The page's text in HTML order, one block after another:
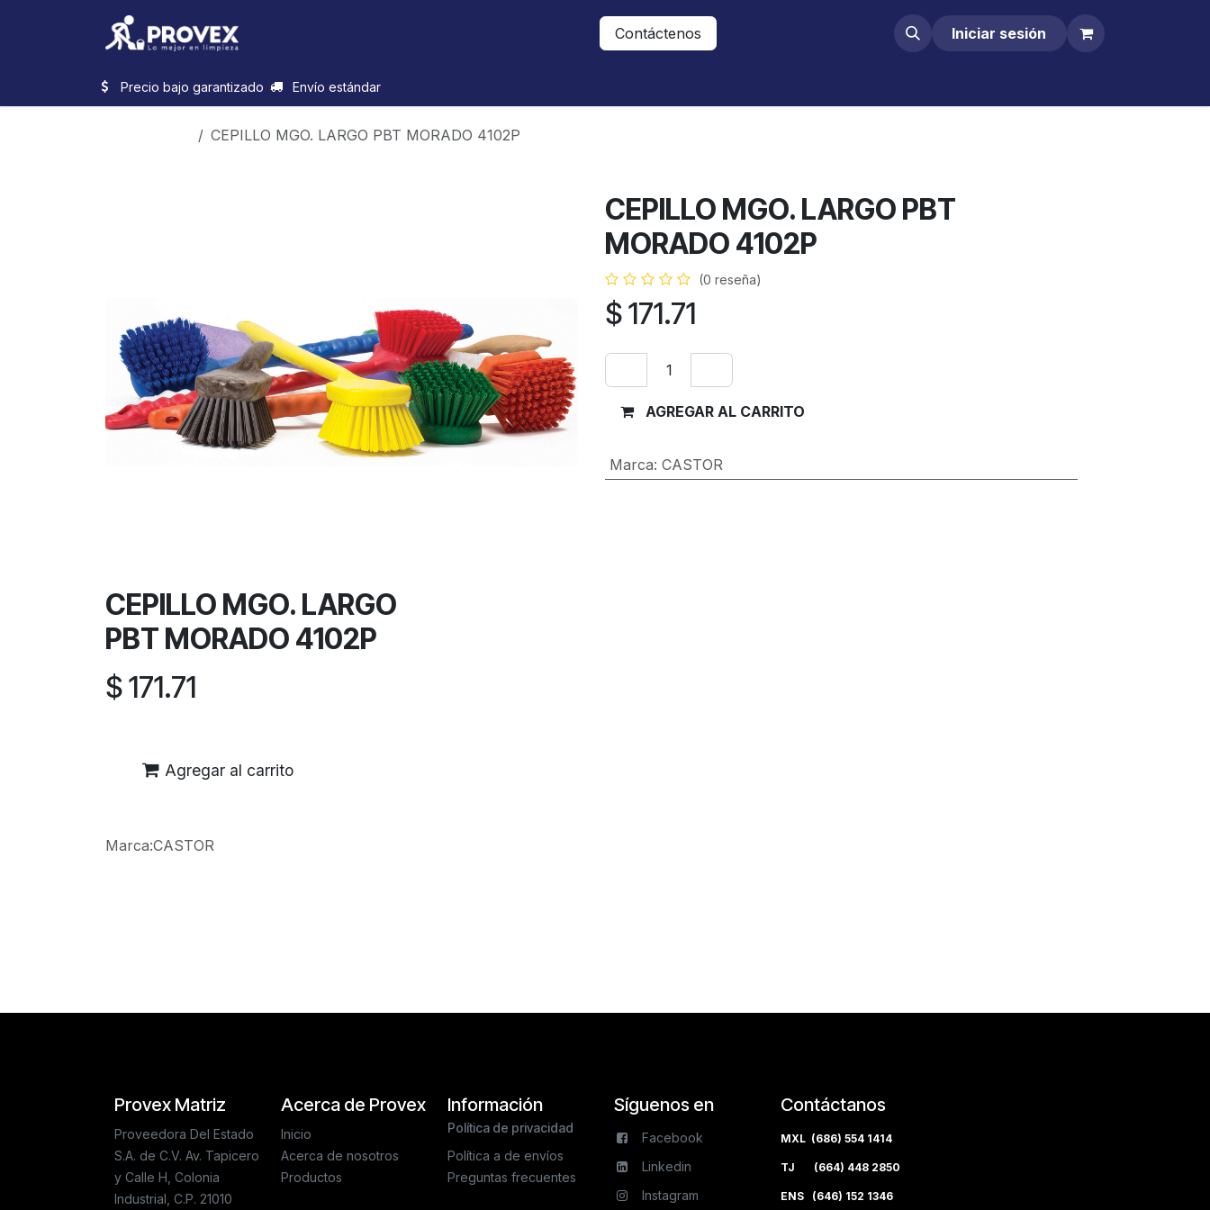
Contáctenos Iniciar sesión
Precio bajo garantizado Envío estándar
CEPILLO MGO. LARGO PBT MORADO 4102P
CEPILLO MGO. LARGO PBT
MORADO 4102P
(0 reseña)
$171.71
AGREGAR AL CARRITO
Marca: CASTOR
CEPILLO MGO. LARGO
PBT MORADO 4102P
$171.71
Agregar al carrito
Marca:CASTOR
Acerca de Provex
Inicio
Acerca de nosotros
Productos
Síguenos en
Facebook
Linkedin
Instagram
Provex Matriz
Proveedora Del Estado
S.A. de C.V. Av. Tapicero
y Calle H, Colonia
Industrial, C.P. 21010
Información
Política de privacidad
Política a de envíos
Preguntas frecuentes
Contáctanos
MXL (686) 554 1414
TJ (664) 448 2850
ENS (646) 152 1346